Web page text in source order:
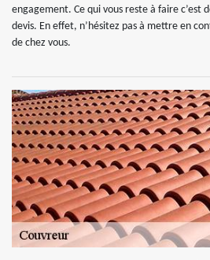
engagement. Ce qui vous reste à faire c’est
devis. En effet, n’hésitez pas à mettre en
de chez vous.